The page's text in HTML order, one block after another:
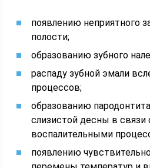
появлению неприятного
полости;
образованию зубного
распаду зубной эмали
процессов;
образованию
слизистой десны в
воспалительными
появлению